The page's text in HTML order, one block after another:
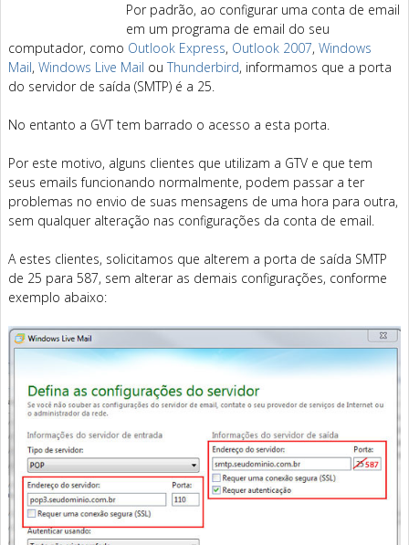
Por padrão, ao configurar uma conta de email
em um programa de email do seu
computador, como Outlook Express, Outlook 2007, Windows
Mail, Windows Live Mail ou Thunderbird, informamos que a porta
do servidor de saída (SMTP) é a 25.
No entanto a GVT tem barrado o acesso a esta porta.
Por este motivo, alguns clientes que utilizam a GTV e que tem
seus emails funcionando normalmente, podem passar a ter
problemas no envio de suas mensagens de uma hora para outra,
sem qualquer alteração nas configurações da conta de email.
A estes clientes, solicitamos que alterem a porta de saída SMTP
de 25 para 587, sem alterar as demais configurações, conforme
exemplo abaixo: